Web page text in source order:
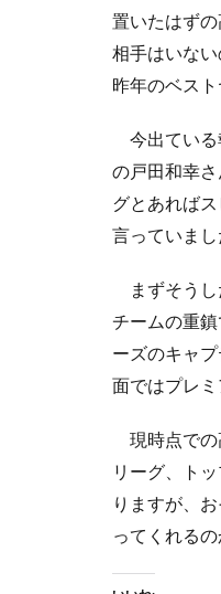
置いたはず
相手はいな
昨年のベス
今出ている
の戸田和幸
グとあれば
言っていま
まずそうし
チームの重
ーズのキャ
面ではプレ
現時点での
リーグ、ト
りますが、
ってくれるの